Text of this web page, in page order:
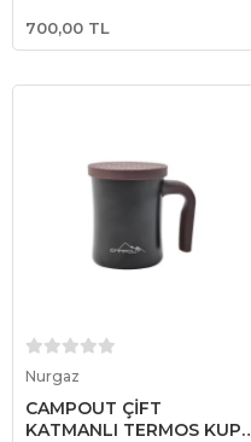
700,00 TL
Nurgaz
CAMPOUT ÇİFT
KATMANLI TERMOS KUPA